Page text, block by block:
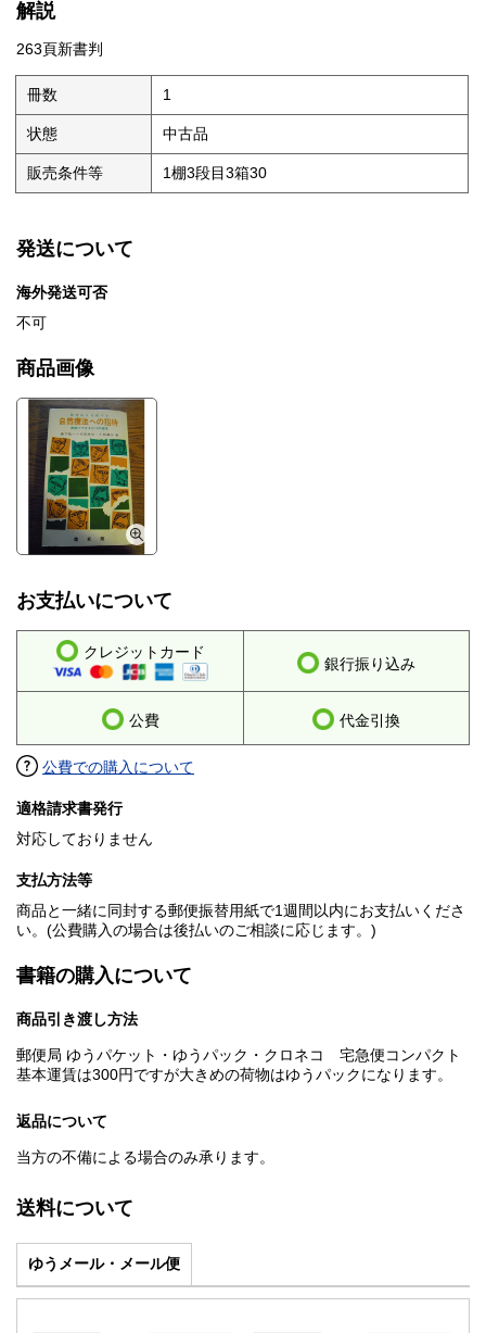
解説
263頁新書判
冊数 1
状態 中古品
販売条件等 1棚3段目3箱30
発送について
海外発送可否
不可
商品画像
お支払いについて
クレジットカード
銀行振り込み
公費 代金引換
公費での購入について
適格請求書発行
対応しておりません
支払方法等
商品と一緒に同封する郵便振替用紙で1週間以内にお支払いくださ
い。(公費購入の場合は後払いのご相談に応じます。)
書籍の購入について
商品引き渡し方法
郵便局 ゆうパケット・ゆうパック・クロネコ 宅急便コンパクト
基本運賃は300円ですが大きめの荷物はゆうパックになります。
返品について
当方の不備による場合のみ承ります。
送料について
ゆうメール・メール便